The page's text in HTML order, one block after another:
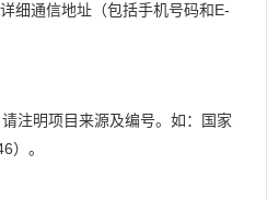
细通信地址（包括手机号码和E-
注明项目来源及编号。如：国家
）。